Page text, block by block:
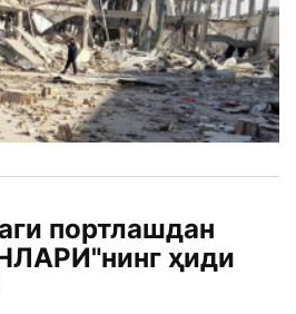
портлашдан
ҳиди